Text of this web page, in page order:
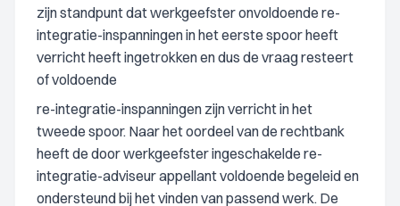
zijn standpunt dat werkgeefster onvoldoende re-
integratie-inspanningen in het eerste spoor heeft
verricht heeft ingetrokken en dus de vraag resteert
of voldoende
re-integratie-inspanningen zijn verricht in het
tweede spoor. Naar het oordeel van de rechtbank
heeft de door werkgeefster ingeschakelde re-
integratie-adviseur appellant voldoende begeleid en
ondersteund bij het vinden van passend werk. De